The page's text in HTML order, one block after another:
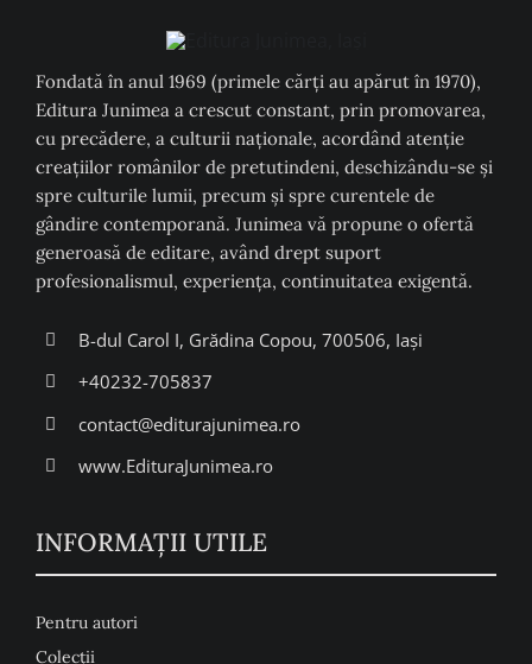
Fondată în anul 1969 (primele cărți au apărut în 1970),
Editura Junimea a crescut constant, prin promovarea,
cu precădere, a culturii naţionale, acordând atenţie
creaţiilor românilor de pretutindeni, deschizându-se şi
spre culturile lumii, precum şi spre curentele de
gândire contemporană. Junimea vă propune o ofertă
generoasă de editare, având drept suport
profesionalismul, experiența, continuitatea exigentă.
B-dul Carol I, Grădina Copou, 700506, Iași
+40232-705837
contact@editurajunimea.ro
www.EdituraJunimea.ro
INFORMAŢII UTILE
Pentru autori
Colecţii